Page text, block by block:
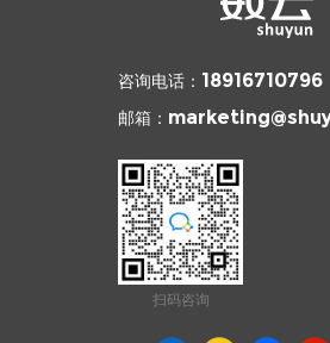
咨询电话： 18916710796
邮箱：
扫码咨询